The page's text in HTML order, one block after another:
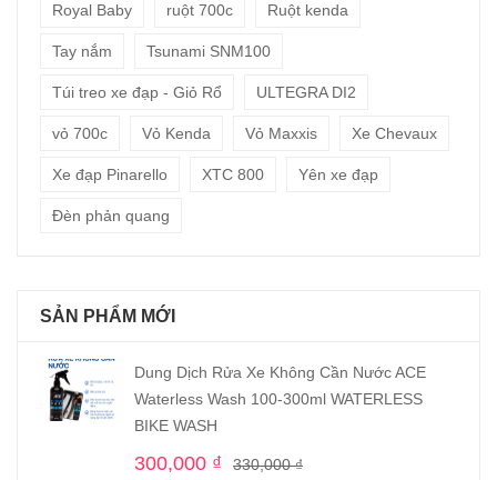
Royal Baby ruột 700c Ruột kenda
Tay nắm Tsunami SNM100
Túi treo xe đạp - Giỏ Rổ ULTEGRA DI2
vỏ 700c Vỏ Kenda Vỏ Maxxis Xe Chevaux
Xe đạp Pinarello XTC 800 Yên xe đạp
Đèn phản quang
SẢN PHẨM MỚI
Dung Dịch Rửa Xe Không Cần Nước ACE
Waterless Wash 100-300ml WATERLESS
BIKE WASH
330,000₫
300,000 ₫